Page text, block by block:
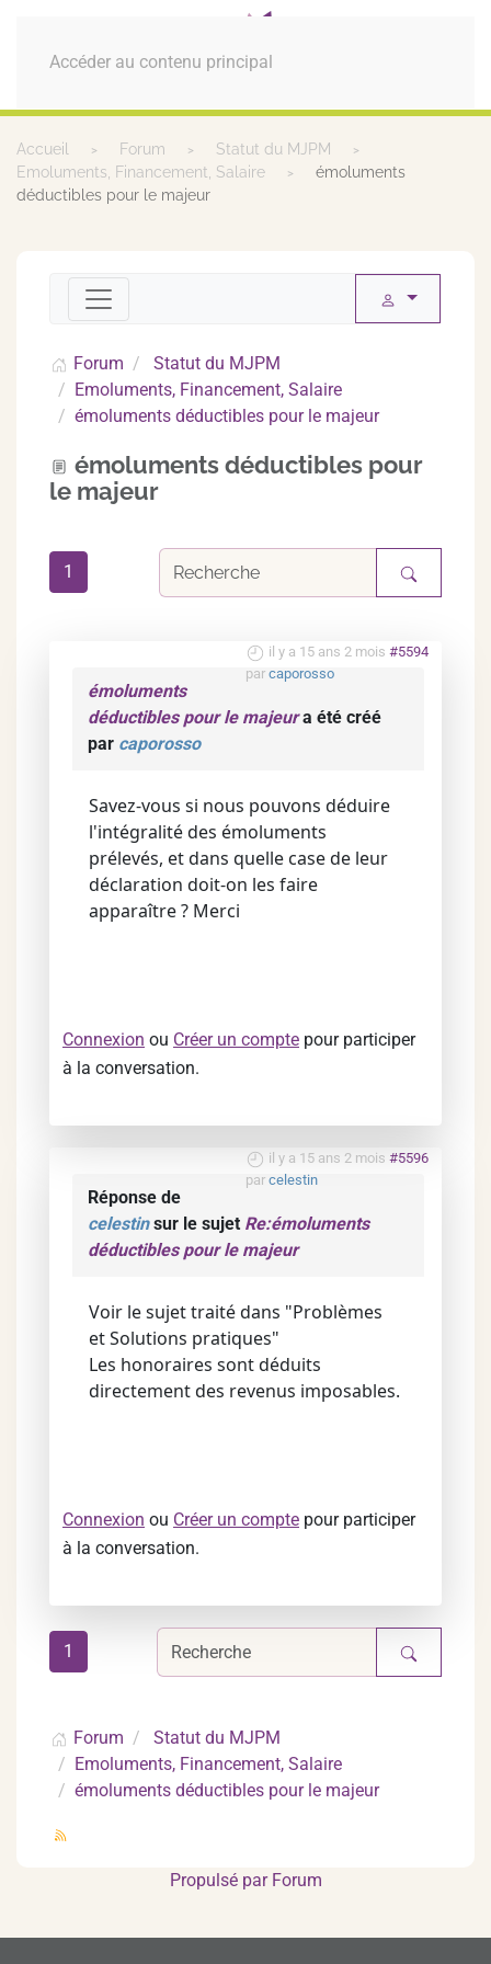
Accéder au contenu principal
MENU
Accueil Forum
Statut du MJPM
Emoluments, Financement, Salaire
émoluments
déductibles pour le majeur
Forum
Statut du MJPM
Emoluments, Financement, Salaire
émoluments déductibles pour le majeur
émoluments déductibles pour
le majeur
1
il y a 15 ans 2 mois #5594
par caporosso
émoluments
déductibles pour le majeura été créé
par caporosso
Savez-vous si nous pouvons déduire
l'intégralité des émoluments
prélevés, et dans quelle case de leur
déclaration doit-on les faire
apparaître ? Merci
Connexion ou Créer un compte pour participer
à la conversation.
il y a 15 ans 2 mois #5596
par celestin
Réponse de
celestinsur le sujet Re:émoluments
déductibles pour le majeur
Voir le sujet traité dans "Problèmes
et Solutions pratiques"
Les honoraires sont déduits
directement des revenus imposables.
Connexion ou Créer un compte pour participer
à la conversation.
1
Forum
Statut du MJPM
Emoluments, Financement, Salaire
émoluments déductibles pour le majeur
Propulsé par Forum